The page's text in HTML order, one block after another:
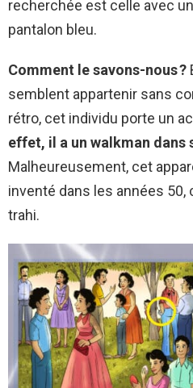
recherchée est celle avec
pantalon bleu.
Comment le savons-nous ?
semblent appartenir sans
rétro, cet individu porte un
effet, il a un walkman dans
Malheureusement, cet
inventé dans les années 50,
trahi.